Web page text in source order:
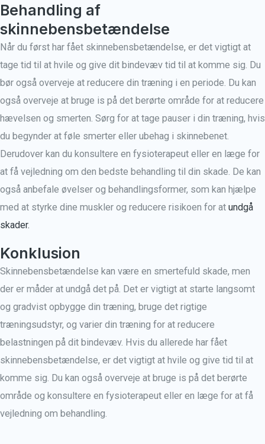
Behandling af
skinnebensbetændelse
Når du først har fået skinnebensbetændelse, er det vigtigt at
tage tid til at hvile og give dit bindevæv tid til at komme sig. Du
bør også overveje at reducere din træning i en periode. Du kan
også overveje at bruge is på det berørte område for at reducere
hævelsen og smerten. Sørg for at tage pauser i din træning, hvis
du begynder at føle smerter eller ubehag i skinnebenet.
Derudover kan du konsultere en fysioterapeut eller en læge for
at få vejledning om den bedste behandling til din skade. De kan
også anbefale øvelser og behandlingsformer, som kan hjælpe
med at styrke dine muskler og reducere risikoen for at undgå
skader.
Konklusion
Skinnebensbetændelse kan være en smertefuld skade, men
der er måder at undgå det på. Det er vigtigt at starte langsomt
og gradvist opbygge din træning, bruge det rigtige
træningsudstyr, og varier din træning for at reducere
belastningen på dit bindevæv. Hvis du allerede har fået
skinnebensbetændelse, er det vigtigt at hvile og give tid til at
komme sig. Du kan også overveje at bruge is på det berørte
område og konsultere en fysioterapeut eller en læge for at få
vejledning om behandling.